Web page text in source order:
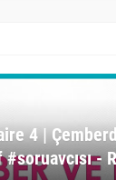
4 |
#soruavcısı -